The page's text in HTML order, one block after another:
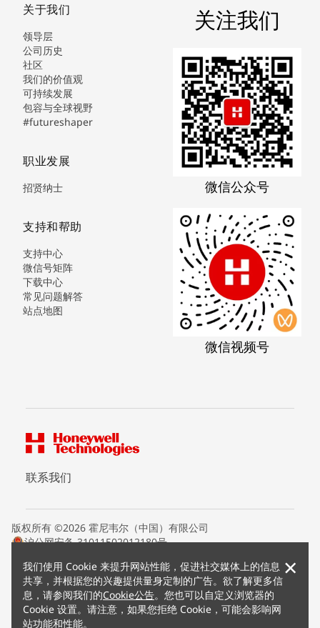
我们使用 Cookie 来提升网站性能，促进社交媒体上的信息
共享，并根据您的兴趣提供量身定制的广告。欲了解更多信
息，请参阅我们的Cookie公告。您也可以自定义浏览器的
Cookie 设置。请注意，如果您拒绝 Cookie，可能会影响网
站功能和性能。
×
关于我们
领导层
公司历史
社区
我们的价值观
可持续发展
包容与全球视野
#futureshaper
职业发展
招贤纳士
支持和帮助
支持中心
微信号矩阵
下载中心
常见问题解答
站点地图
关注我们
微信公众号
微信视频号
联系我们
版权所有 ©2026 霍尼韦尔（中国）有限公司
沪公网安备 31011502012180号
条款条约
隐私声明
您的隐私选项
霍尼韦尔科技Cookie通知